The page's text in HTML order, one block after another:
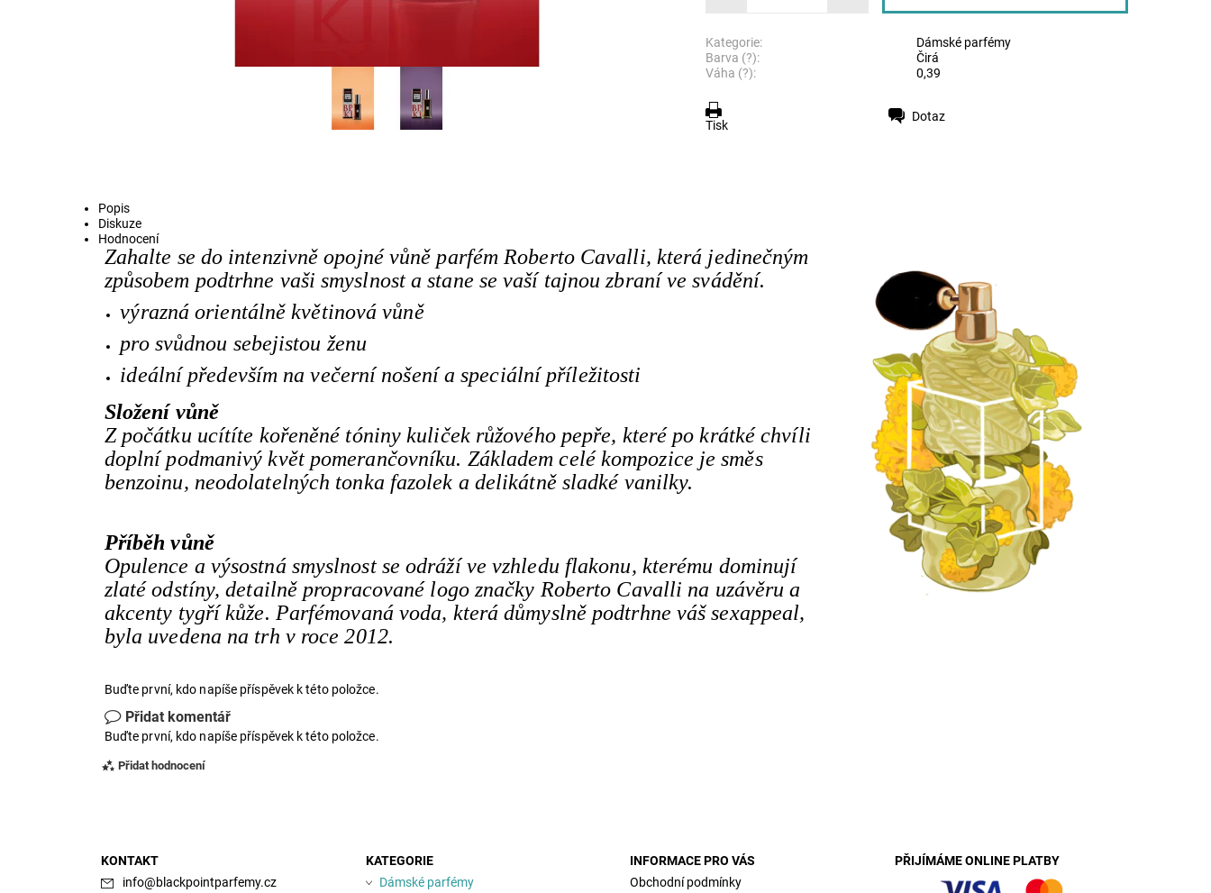
Kategorie:
Dámské parfémy
Barva (?):
Čirá
Váha (?):
0,39
Tisk
Dotaz
Popis
Diskuze
Hodnocení
Zahalte se do intenzivně opojné vůně parfém Roberto Cavalli, která jedinečným
způsobem podtrhne vaši smyslnost a stane se vaší tajnou zbraní ve svádění.
výrazná orientálně květinová vůně
pro svůdnou sebejistou ženu
ideální především na večerní nošení a speciální příležitosti
Složení vůně
Z počátku ucítíte kořeněné tóniny kuliček růžového pepře, které po krátké chvíli
doplní podmanivý květ pomerančovníku. Základem celé kompozice je směs
benzoinu, neodolatelných tonka fazolek a delikátně sladké vanilky.
Příběh vůně
Opulence a výsostná smyslnost se odráží ve vzhledu flakonu, kterému dominují
zlaté odstíny, detailně propracované logo značky Roberto Cavalli na uzávěru a
akcenty tygří kůže. Parfémovaná voda, která důmyslně podtrhne váš sexappeal,
byla uvedena na trh v roce 2012.
Buďte první, kdo napíše příspěvek k této položce.
Přidat komentář
Buďte první, kdo napíše příspěvek k této položce.
Přidat hodnocení
KONTAKT
info@blackpointparfemy.cz
KATEGORIE
Dámské parfémy
INFORMACE PRO VÁS
Obchodní podmínky
PŘIJÍMÁME ONLINE PLATBY